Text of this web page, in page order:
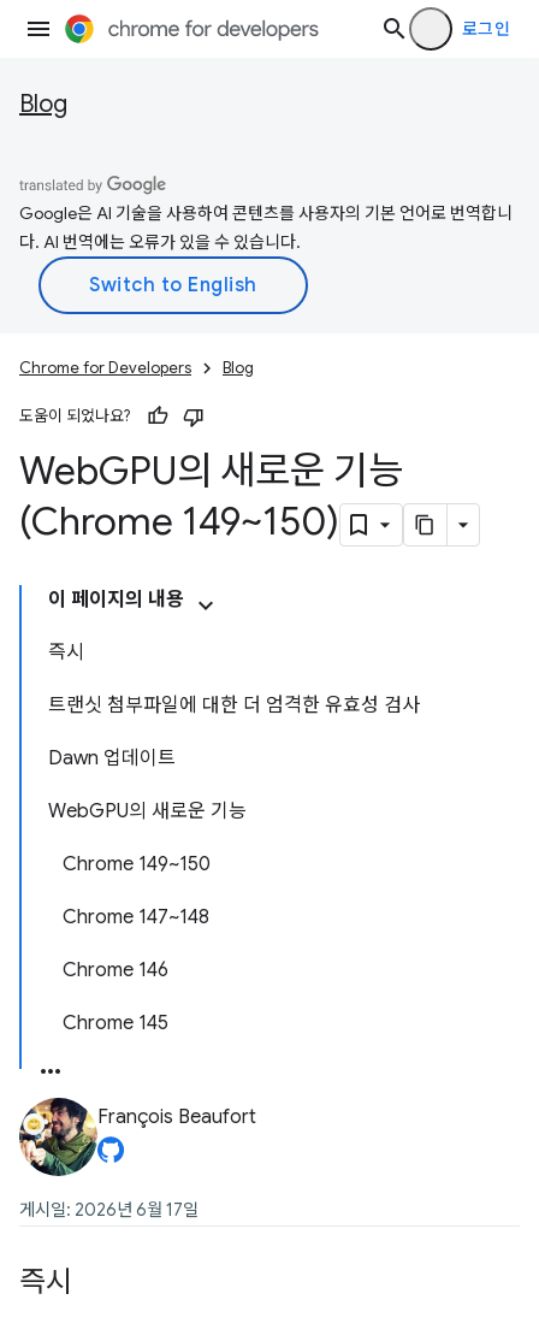
로그인
Blog
Google은 AI 기술을 사용하여 콘텐츠를 사용자의 기본 언어로 번역합니
다. AI 번역에는 오류가 있을 수 있습니다.
Chrome for Developers Blog
도움이 되었나요?
WebGPU의 새로운 기능
(Chrome 149~150)
이 페이지의 내용
즉시
트랜싯 첨부파일에 대한 더 엄격한 유효성 검사
Dawn 업데이트
WebGPU의 새로운 기능
Chrome 149~150
Chrome 147~148
Chrome 146
Chrome 145
François Beaufort
게시일: 2026년 6월 17일
즉시